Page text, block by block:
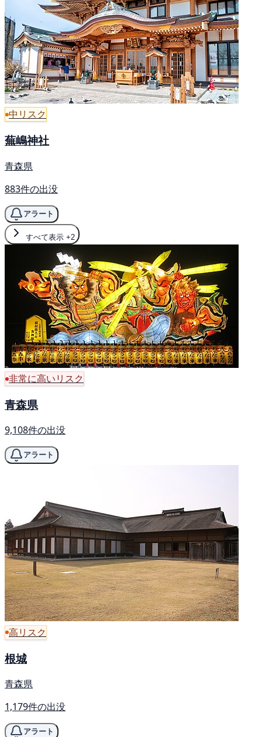
中リスク
蕪嶋神社
青森県
883件の出没
アラート
すべて表示 +2
非常に高いリスク
青森県
9,108件の出没
アラート
高リスク
根城
青森県
1,179件の出没
アラート